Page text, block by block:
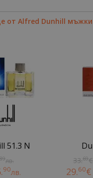
от Alfred Dunhill
51.3 N
89лв.
90лв.
33.69
29.60